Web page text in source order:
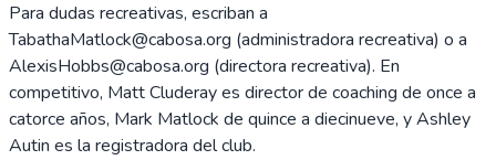
Para dudas recreativas, escriban a
TabathaMatlock@cabosa.org (administradora recreativa) o a
AlexisHobbs@cabosa.org (directora recreativa). En
competitivo, Matt Cluderay es director de coaching de once a
catorce años, Mark Matlock de quince a diecinueve, y Ashley
Autin es la registradora del club.